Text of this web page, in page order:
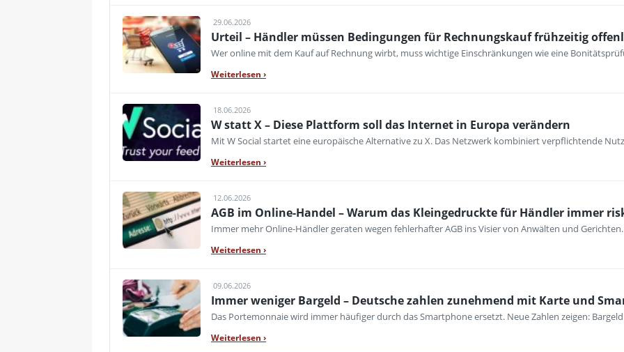
29.06.2026
Urteil – Händler müssen Bedingungen für Rechnungskauf frühzeitig
Wer online mit dem Kauf auf Rechnung wirbt, muss wichtige Einschränkungen wie eine
Weiterlesen ›
18.06.2026
W statt X – Diese Plattform soll das Internet in Europa verändern
Mit W Social startet eine europäische Alternative zu X. Das Netzwerk kombiniert verpflichtende
Weiterlesen ›
12.06.2026
AGB im Online-Handel – Warum das Kleingedruckte für Händler immer
Immer mehr Online-Händler geraten wegen fehlerhafter AGB ins Visier von Anwälten und
Weiterlesen ›
09.06.2026
Immer weniger Bargeld – Deutsche zahlen zunehmend mit Karte und
Das Portemonnaie wird immer häufiger durch das Smartphone ersetzt. Neue Zahlen zeigen:
Weiterlesen ›